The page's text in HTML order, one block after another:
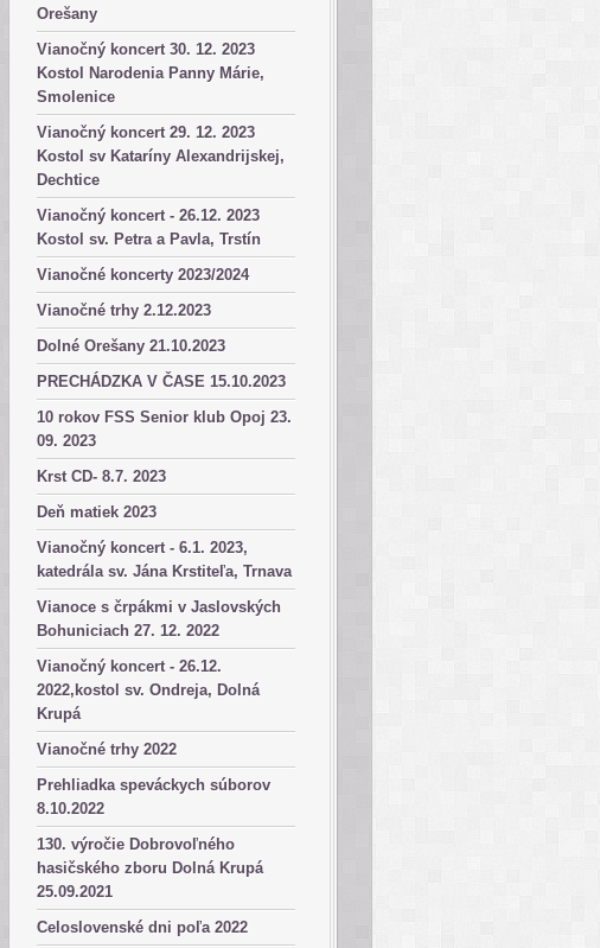
Orešany
Vianočný koncert 30. 12. 2023
Kostol Narodenia Panny Márie,
Smolenice
Vianočný koncert 29. 12. 2023
Kostol sv Kataríny Alexandrijskej,
Dechtice
Vianočný koncert - 26.12. 2023
Kostol sv. Petra a Pavla, Trstín
Vianočné koncerty 2023/2024
Vianočné trhy 2.12.2023
Dolné Orešany 21.10.2023
PRECHÁDZKA V ČASE 15.10.2023
10 rokov FSS Senior klub Opoj 23.
09. 2023
Krst CD- 8.7. 2023
Deň matiek 2023
Vianočný koncert - 6.1. 2023,
katedrála sv. Jána Krstiteľa, Trnava
Vianoce s črpákmi v Jaslovských
Bohuniciach 27. 12. 2022
Vianočný koncert - 26.12.
2022,kostol sv. Ondreja, Dolná
Krupá
Vianočné trhy 2022
Prehliadka speváckych súborov
8.10.2022
130. výročie Dobrovoľného
hasičského zboru Dolná Krupá
25.09.2021
Celoslovenské dni poľa 2022